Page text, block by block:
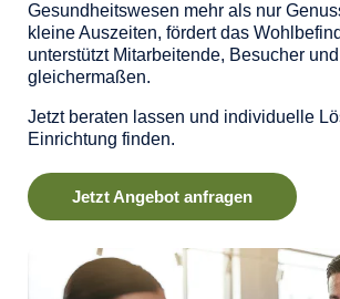
Gesundheitswesen mehr als nur
kleine Auszeiten, fördert das
unterstützt Mitarbeitende, Besucher
gleichermaßen.
Jetzt beraten lassen und individuelle
Einrichtung finden.
Jetzt Angebot anfragen